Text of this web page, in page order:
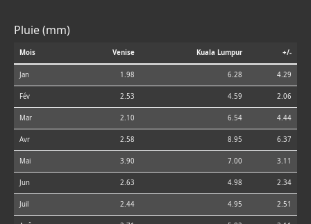
Pluie (mm)
Mois Venise Kuala Lumpur +/-
Jan 1.98 6.28 4.29
Fév 2.53 4.59 2.06
Mar 2.10 6.54 4.44
Avr 2.58 8.95 6.37
Mai 3.90 7.00 3.11
Jun 2.63 4.98 2.34
Juil 2.44 4.95 2.51